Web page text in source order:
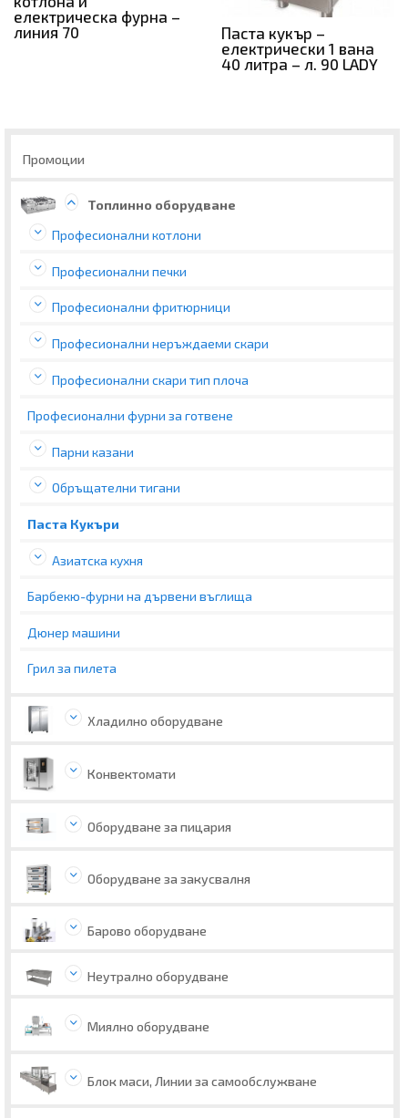
електрическа фурна –
линия 70
Паста кукър –
електрически 1 вана
40 литра – л. 90 LADY
Промоции
Топлинно оборудване
Професионални котлони
Професионални печки
Професионални фритюрници
Професионални неръждаеми скари
Професионални скари тип плоча
Професионални фурни за готвене
Парни казани
Обръщателни тигани
Паста Кукъри
Азиатска кухня
Барбекю-фурни на дървени въглища
Дюнер машини
Грил за пилета
Хладилно оборудване
Конвектомати
Оборудване за пицария
Оборудване за закусвалня
Барово оборудване
Неутрално оборудване
Миялно оборудване
Блок маси, Линии за самообслужване